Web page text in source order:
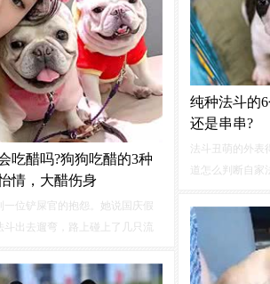
吃醋吗?狗狗吃醋的3种
情，大醋伤身
一位铲屎官的抱怨。她说国庆假
斗出去遛弯，路上碰上了几只流
就突然冲着流浪狗狗很生气地
纯种法斗的
还是串串?
法斗丑萌的外表
道怎么判断自家
是纯种还是串串
的身材整体看上
胖，皮肉并不会
腱子肉。